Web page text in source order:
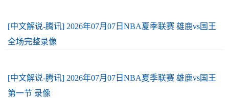
[中文解说-腾讯] 2026年07月07日NBA夏季联赛 雄鹿vs国王
全场完整录像
[中文解说-腾讯] 2026年07月07日NBA夏季联赛 雄鹿vs国王
第一节 录像